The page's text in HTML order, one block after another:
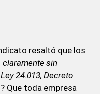
resaltó que los
claramente sin
24.013, Decreto
Que toda empresa